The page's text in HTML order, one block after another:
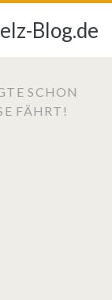
Blog.de
SCHON
FÄHRT!